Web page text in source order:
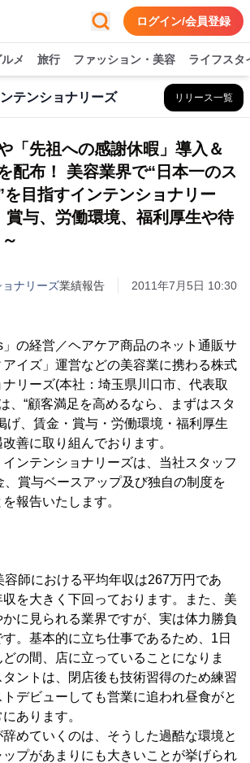
ログイン/会員登録
メ 旅行 ファッション・美容 ライフスタ
テンショナリーズ リリース一覧
「先祖への感謝休暇」導入＆
配布！ 美容業界で“日本一のス
を目指すインテンショナリー
与、労働環境、福利厚生や待
ナリーズ業績報告 2011年7月5日 10:30
の経営／ヘアケア商品のネット通販サ
イズ」運営などの美容業に携わる株式
リーズ(本社：埼玉県川口市、代表取
、“顧客満足を高めるなら、まずはスタ
げ、賃金・賞与・労働環境・福利厚生
善に取り組んでおります。
ンテンショナリーズは、当社スタッフ
賞与ベースアップ及び独自の制度を
報告いたします。
師における平均年収は267万円であ
収を大きく下回っております。また、美
に見られる業界ですが、実は体力勝負
。基本的に立ち仕事であるため、1日
の間、店に立っていることになりま
ントは、閉店後も技術習得のため練習
デビューしても営業に追われ昼食がと
あります。
めていくのは、そうした過酷な環境と
プがあまりにも大きいことが挙げられ